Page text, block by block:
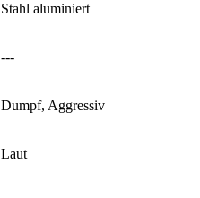
Stahl aluminiert
---
Dumpf, Aggressiv
Laut